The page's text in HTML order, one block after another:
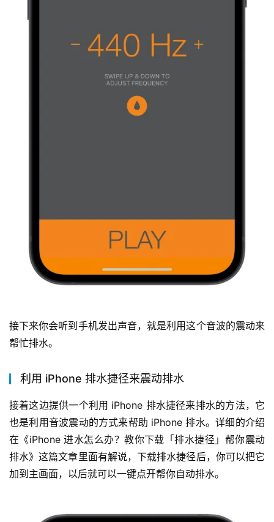
接下来你会听到手机发出声音，就是利用这个音波的震动来
帮忙排水。
利用 iPhone 排水捷径来震动排水
接着这边提供一个利用 iPhone 排水捷径来排水的方法，它
也是利用音波震动的方式来帮助 iPhone 排水。详细的介绍
在《iPhone 进水怎么办？教你下载「排水捷径」帮你震动
排水》这篇文章里面有解说，下载排水捷径后，你可以把它
加到主画面，以后就可以一键点开帮你自动排水。